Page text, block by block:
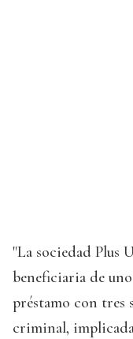
"La sociedad Plus
beneficiaria de
préstamo con tres
criminal,